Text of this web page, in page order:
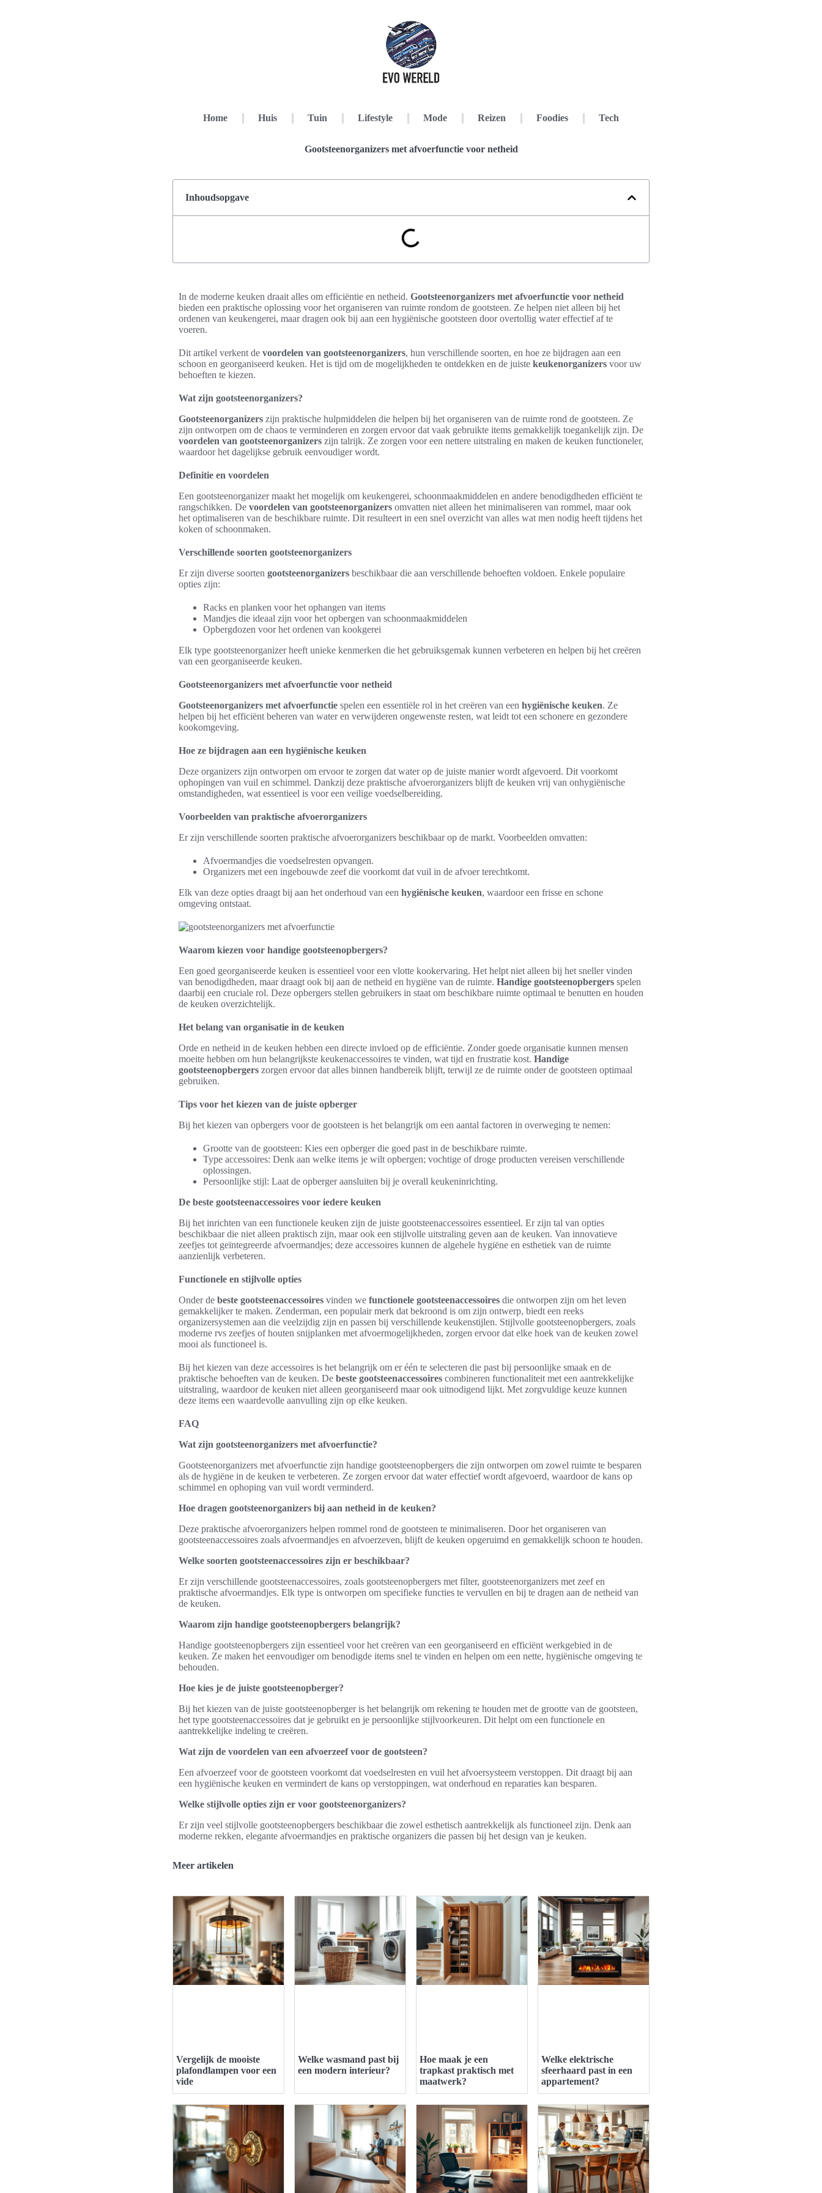
Home Huis Tuin Lifestyle Mode Reizen Foodies Tech
Gootsteenorganizers met afvoerfunctie voor netheid
Inhoudsopgave
In de moderne keuken draait alles om efficiëntie en netheid. Gootsteenorganizers met afvoerfunctie voor netheid
bieden een praktische oplossing voor het organiseren van ruimte rondom de gootsteen. Ze helpen niet alleen bij het
ordenen van keukengerei, maar dragen ook bij aan een hygiënische gootsteen door overtollig water effectief af te
voeren.
Dit artikel verkent de voordelen van gootsteenorganizers, hun verschillende soorten, en hoe ze bijdragen aan een
schoon en georganiseerd keuken. Het is tijd om de mogelijkheden te ontdekken en de juiste keukenorganizers voor uw
behoeften te kiezen.
Wat zijn gootsteenorganizers?
Gootsteenorganizers zijn praktische hulpmiddelen die helpen bij het organiseren van de ruimte rond de gootsteen. Ze
zijn ontworpen om de chaos te verminderen en zorgen ervoor dat vaak gebruikte items gemakkelijk toegankelijk zijn. De
voordelen van gootsteenorganizers zijn talrijk. Ze zorgen voor een nettere uitstraling en maken de keuken functioneler,
waardoor het dagelijkse gebruik eenvoudiger wordt.
Definitie en voordelen
Een gootsteenorganizer maakt het mogelijk om keukengerei, schoonmaakmiddelen en andere benodigdheden efficiënt te
rangschikken. De voordelen van gootsteenorganizers omvatten niet alleen het minimaliseren van rommel, maar ook
het optimaliseren van de beschikbare ruimte. Dit resulteert in een snel overzicht van alles wat men nodig heeft tijdens het
koken of schoonmaken.
Verschillende soorten gootsteenorganizers
Er zijn diverse soorten gootsteenorganizers beschikbaar die aan verschillende behoeften voldoen. Enkele populaire
opties zijn:
Racks en planken voor het ophangen van items
Mandjes die ideaal zijn voor het opbergen van schoonmaakmiddelen
Opbergdozen voor het ordenen van kookgerei
Elk type gootsteenorganizer heeft unieke kenmerken die het gebruiksgemak kunnen verbeteren en helpen bij het creëren
van een georganiseerde keuken.
Gootsteenorganizers met afvoerfunctie voor netheid
Gootsteenorganizers met afvoerfunctie spelen een essentiële rol in het creëren van een hygiënische keuken. Ze
helpen bij het efficiënt beheren van water en verwijderen ongewenste resten, wat leidt tot een schonere en gezondere
kookomgeving.
Hoe ze bijdragen aan een hygiënische keuken
Deze organizers zijn ontworpen om ervoor te zorgen dat water op de juiste manier wordt afgevoerd. Dit voorkomt
ophopingen van vuil en schimmel. Dankzij deze praktische afvoerorganizers blijft de keuken vrij van onhygiënische
omstandigheden, wat essentieel is voor een veilige voedselbereiding.
Voorbeelden van praktische afvoerorganizers
Er zijn verschillende soorten praktische afvoerorganizers beschikbaar op de markt. Voorbeelden omvatten:
Afvoermandjes die voedselresten opvangen.
Organizers met een ingebouwde zeef die voorkomt dat vuil in de afvoer terechtkomt.
Elk van deze opties draagt bij aan het onderhoud van een hygiënische keuken, waardoor een frisse en schone
omgeving ontstaat.
Waarom kiezen voor handige gootsteenopbergers?
Een goed georganiseerde keuken is essentieel voor een vlotte kookervaring. Het helpt niet alleen bij het sneller vinden
van benodigdheden, maar draagt ook bij aan de netheid en hygiëne van de ruimte. Handige gootsteenopbergers spelen
daarbij een cruciale rol. Deze opbergers stellen gebruikers in staat om beschikbare ruimte optimaal te benutten en houden
de keuken overzichtelijk.
Het belang van organisatie in de keuken
Orde en netheid in de keuken hebben een directe invloed op de efficiëntie. Zonder goede organisatie kunnen mensen
moeite hebben om hun belangrijkste keukenaccessoires te vinden, wat tijd en frustratie kost. Handige
gootsteenopbergers zorgen ervoor dat alles binnen handbereik blijft, terwijl ze de ruimte onder de gootsteen optimaal
gebruiken.
Tips voor het kiezen van de juiste opberger
Bij het kiezen van opbergers voor de gootsteen is het belangrijk om een aantal factoren in overweging te nemen:
Grootte van de gootsteen: Kies een opberger die goed past in de beschikbare ruimte.
Type accessoires: Denk aan welke items je wilt opbergen; vochtige of droge producten vereisen verschillende
oplossingen.
Persoonlijke stijl: Laat de opberger aansluiten bij je overall keukeninrichting.
De beste gootsteenaccessoires voor iedere keuken
Bij het inrichten van een functionele keuken zijn de juiste gootsteenaccessoires essentieel. Er zijn tal van opties
beschikbaar die niet alleen praktisch zijn, maar ook een stijlvolle uitstraling geven aan de keuken. Van innovatieve
zeefjes tot geïntegreerde afvoermandjes; deze accessoires kunnen de algehele hygiëne en esthetiek van de ruimte
aanzienlijk verbeteren.
Functionele en stijlvolle opties
Onder de beste gootsteenaccessoires vinden we functionele gootsteenaccessoires die ontworpen zijn om het leven
gemakkelijker te maken. Zenderman, een populair merk dat bekroond is om zijn ontwerp, biedt een reeks
organizersystemen aan die veelzijdig zijn en passen bij verschillende keukenstijlen. Stijlvolle gootsteenopbergers, zoals
moderne rvs zeefjes of houten snijplanken met afvoermogelijkheden, zorgen ervoor dat elke hoek van de keuken zowel
mooi als functioneel is.
Bij het kiezen van deze accessoires is het belangrijk om er één te selecteren die past bij persoonlijke smaak en de
praktische behoeften van de keuken. De beste gootsteenaccessoires combineren functionaliteit met een aantrekkelijke
uitstraling, waardoor de keuken niet alleen georganiseerd maar ook uitnodigend lijkt. Met zorgvuldige keuze kunnen
deze items een waardevolle aanvulling zijn op elke keuken.
FAQ
Wat zijn gootsteenorganizers met afvoerfunctie?
Gootsteenorganizers met afvoerfunctie zijn handige gootsteenopbergers die zijn ontworpen om zowel ruimte te besparen
als de hygiëne in de keuken te verbeteren. Ze zorgen ervoor dat water effectief wordt afgevoerd, waardoor de kans op
schimmel en ophoping van vuil wordt verminderd.
Hoe dragen gootsteenorganizers bij aan netheid in de keuken?
Deze praktische afvoerorganizers helpen rommel rond de gootsteen te minimaliseren. Door het organiseren van
gootsteenaccessoires zoals afvoermandjes en afvoerzeven, blijft de keuken opgeruimd en gemakkelijk schoon te houden.
Welke soorten gootsteenaccessoires zijn er beschikbaar?
Er zijn verschillende gootsteenaccessoires, zoals gootsteenopbergers met filter, gootsteenorganizers met zeef en
praktische afvoermandjes. Elk type is ontworpen om specifieke functies te vervullen en bij te dragen aan de netheid van
de keuken.
Waarom zijn handige gootsteenopbergers belangrijk?
Handige gootsteenopbergers zijn essentieel voor het creëren van een georganiseerd en efficiënt werkgebied in de
keuken. Ze maken het eenvoudiger om benodigde items snel te vinden en helpen om een nette, hygiënische omgeving te
behouden.
Hoe kies je de juiste gootsteenopberger?
Bij het kiezen van de juiste gootsteenopberger is het belangrijk om rekening te houden met de grootte van de gootsteen,
het type gootsteenaccessoires dat je gebruikt en je persoonlijke stijlvoorkeuren. Dit helpt om een functionele en
aantrekkelijke indeling te creëren.
Wat zijn de voordelen van een afvoerzeef voor de gootsteen?
Een afvoerzeef voor de gootsteen voorkomt dat voedselresten en vuil het afvoersysteem verstoppen. Dit draagt bij aan
een hygiënische keuken en vermindert de kans op verstoppingen, wat onderhoud en reparaties kan besparen.
Welke stijlvolle opties zijn er voor gootsteenorganizers?
Er zijn veel stijlvolle gootsteenopbergers beschikbaar die zowel esthetisch aantrekkelijk als functioneel zijn. Denk aan
moderne rekken, elegante afvoermandjes en praktische organizers die passen bij het design van je keuken.
Meer artikelen
Vergelijk de mooiste
plafondlampen voor een
vide
Welke wasmand past bij
een modern interieur?
Hoe maak je een
trapkast praktisch met
maatwerk?
Welke elektrische
sfeerhaard past in een
appartement?